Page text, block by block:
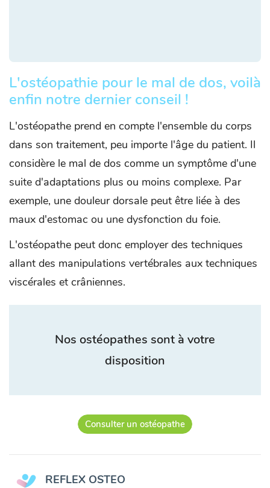
L'ostéopathie pour le mal de dos, voilà
enfin notre dernier conseil !
L'ostéopathe prend en compte l'ensemble du corps
dans son traitement, peu importe l'âge du patient. Il
considère le mal de dos comme un symptôme d'une
suite d'adaptations plus ou moins complexe. Par
exemple, une douleur dorsale peut être liée à des
maux d'estomac ou une dysfonction du foie.
L'ostéopathe peut donc employer des techniques
allant des manipulations vertébrales aux techniques
viscérales et crâniennes.
Nos ostéopathes sont à votre
disposition
Consulter un ostéopathe
REFLEX OSTEO